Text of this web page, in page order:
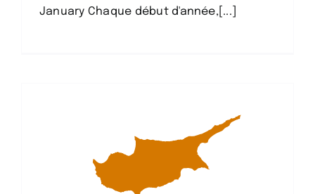
January Chaque début d'année,[...]